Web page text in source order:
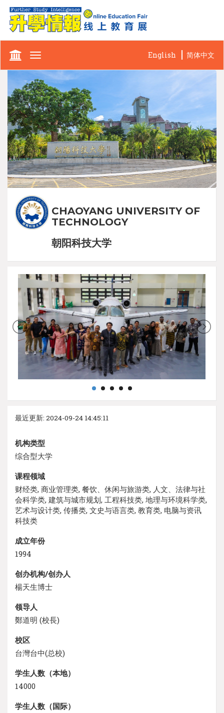
Toggle
English 简体中文
CHAOYANG UNIVERSITY OF
TECHNOLOGY
朝阳科技大学
最近更新: 2024-09-24 14:45:11
机构类型
综合型大学
课程领域
财经类, 商业管理类, 餐饮、休闲与旅游类, 人文、法律与社
会科学类, 建筑与城市规划, 工程科技类, 地理与环境科学类,
艺术与设计类, 传播类, 文史与语言类, 教育类, 电脑与资讯
科技类
成立年份
1994
创办机构/创办人
楊天生博士
领导人
鄭道明 (校長)
校区
台灣台中(总校)
学生人数（本地）
14000
学生人数（国际）